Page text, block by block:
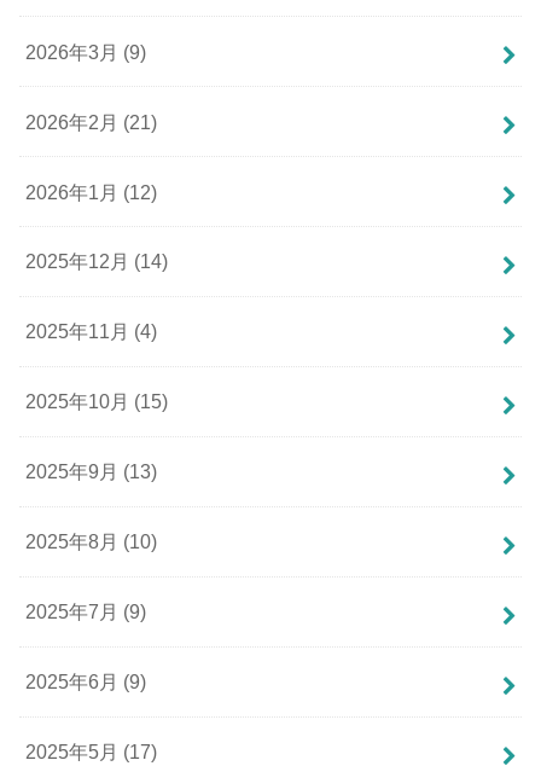
2026年3月 (9)
2026年2月 (21)
2026年1月 (12)
2025年12月 (14)
2025年11月 (4)
2025年10月 (15)
2025年9月 (13)
2025年8月 (10)
2025年7月 (9)
2025年6月 (9)
2025年5月 (17)